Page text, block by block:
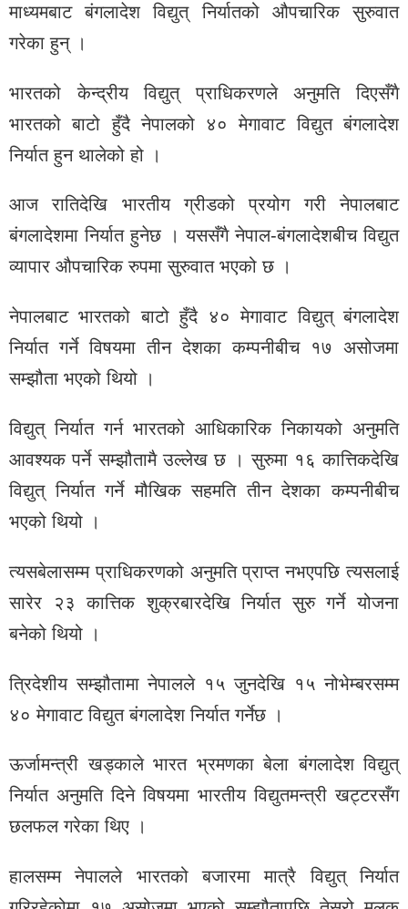
माध्यमबाट बंगलादेश विद्युत् निर्यातको औपचारिक सुरुवात
गरेका हुन् ।
भारतको केन्द्रीय विद्युत् प्राधिकरणले अनुमति दिएसँगै
भारतको बाटो हुँदै नेपालको ४० मेगावाट विद्युत बंगलादेश
निर्यात हुन थालेको हो ।
आज रातिदेखि भारतीय ग्रीडको प्रयोग गरी नेपालबाट
बंगलादेशमा निर्यात हुनेछ । यससँगै नेपाल-बंगलादेशबीच विद्युत
व्यापार औपचारिक रुपमा सुरुवात भएको छ ।
नेपालबाट भारतको बाटो हुँदै ४० मेगावाट विद्युत् बंगलादेश
निर्यात गर्ने विषयमा तीन देशका कम्पनीबीच १७ असोजमा
सम्झौता भएको थियो ।
विद्युत् निर्यात गर्न भारतको आधिकारिक निकायको अनुमति
आवश्यक पर्ने सम्झौतामै उल्लेख छ । सुरुमा १६ कात्तिकदेखि
विद्युत् निर्यात गर्ने मौखिक सहमति तीन देशका कम्पनीबीच
भएको थियो ।
त्यसबेलासम्म प्राधिकरणको अनुमति प्राप्त नभएपछि त्यसलाई
सारेर २३ कात्तिक शुक्रबारदेखि निर्यात सुरु गर्ने योजना
बनेको थियो ।
त्रिदेशीय सम्झौतामा नेपालले १५ जुनदेखि १५ नोभेम्बरसम्म
४० मेगावाट विद्युत बंगलादेश निर्यात गर्नेछ ।
ऊर्जामन्त्री खड्काले भारत भ्रमणका बेला बंगलादेश विद्युत्
निर्यात अनुमति दिने विषयमा भारतीय विद्युतमन्त्री खट्टरसँग
छलफल गरेका थिए ।
हालसम्म नेपालले भारतको बजारमा मात्रै विद्युत् निर्यात